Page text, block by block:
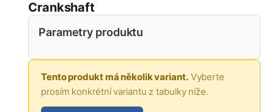
Crankshaft
Parametry produktu
Tento produkt má několik variant.Vyberte
prosím konkrétní variantu z tabulky níže.